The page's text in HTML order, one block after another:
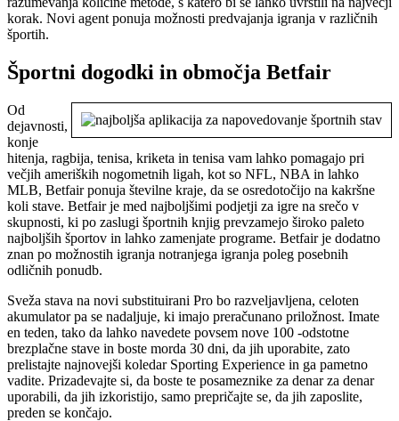
korak. Novi agent ponuja možnosti predvajanja igranja v različnih
športih.
Športni dogodki in območja Betfair
Od
dejavnosti,
konje
hitenja, ragbija, tenisa, kriketa in tenisa vam lahko pomagajo pri
večjih ameriških nogometnih ligah, kot so NFL, NBA in lahko
MLB, Betfair ponuja številne kraje, da se osredotočijo na kakršne
koli stave. Betfair je med najboljšimi podjetji za igre na srečo v
skupnosti, ki po zaslugi športnih knjig prevzamejo široko paleto
najboljših športov in lahko zamenjate programe. Betfair je dodatno
znan po možnostih igranja notranjega igranja poleg posebnih
odličnih ponudb.
Sveža stava na novi substituirani Pro bo razveljavljena, celoten
akumulator pa se nadaljuje, ki imajo preračunano priložnost. Imate
en teden, tako da lahko navedete povsem nove 100 -odstotne
brezplačne stave in boste morda 30 dni, da jih uporabite, zato
prelistajte najnovejši koledar Sporting Experience in ga pametno
vadite. Prizadevajte si, da boste te posameznike za denar za denar
uporabili, da jih izkoristijo, samo prepričajte se, da jih zaposlite,
preden se končajo.